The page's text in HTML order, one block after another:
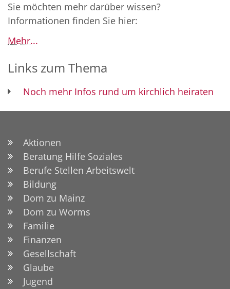
Sie möchten mehr darüber wissen?
Informationen finden Sie hier:
Mehr...
Links zum Thema
Noch mehr Infos rund um kirchlich heiraten
Aktionen
Beratung Hilfe Soziales
Berufe Stellen Arbeitswelt
Bildung
Dom zu Mainz
Dom zu Worms
Familie
Finanzen
Gesellschaft
Glaube
Jugend